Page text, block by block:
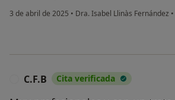
3 de abril de 2025 • Dra. Isabel Llinàs Fernández •
C.F.B Cita verificada